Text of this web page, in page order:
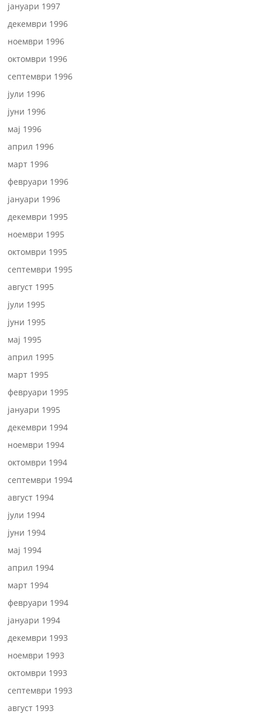
јануари 1997
декември 1996
ноември 1996
октомври 1996
септември 1996
јули 1996
јуни 1996
мај 1996
април 1996
март 1996
февруари 1996
јануари 1996
декември 1995
ноември 1995
октомври 1995
септември 1995
август 1995
јули 1995
јуни 1995
мај 1995
април 1995
март 1995
февруари 1995
јануари 1995
декември 1994
ноември 1994
октомври 1994
септември 1994
август 1994
јули 1994
јуни 1994
мај 1994
април 1994
март 1994
февруари 1994
јануари 1994
декември 1993
ноември 1993
октомври 1993
септември 1993
август 1993